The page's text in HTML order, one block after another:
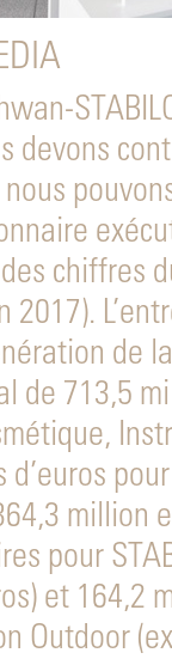
devons
chiffres
2017).
de
de 713,5
d’euros
million
pour
et 164,2
Outdoor